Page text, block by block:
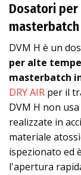
Dosatori
DVM H è un
per alte
masterbatch
DRY AIR per il
DVM H non
realizzate in
materiale
ispezionato ed
l'apertura